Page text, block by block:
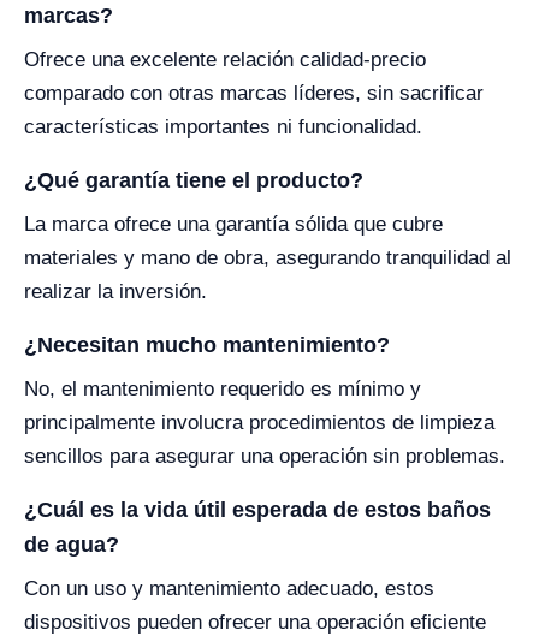
marcas?
Ofrece una excelente relación calidad-precio
comparado con otras marcas líderes, sin sacrificar
características importantes ni funcionalidad.
¿Qué garantía tiene el producto?
La marca ofrece una garantía sólida que cubre
materiales y mano de obra, asegurando tranquilidad al
realizar la inversión.
¿Necesitan mucho mantenimiento?
No, el mantenimiento requerido es mínimo y
principalmente involucra procedimientos de limpieza
sencillos para asegurar una operación sin problemas.
¿Cuál es la vida útil esperada de estos baños
de agua?
Con un uso y mantenimiento adecuado, estos
dispositivos pueden ofrecer una operación eficiente